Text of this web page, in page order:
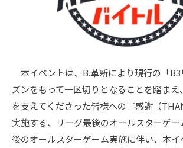
本イベントは、B.革新により現行の「B3
ズンをもって一区切りとなることを踏ま
を支えてくださった皆様への『感謝（
実施する、リーグ最後のオールスターゲ
後のオールスターゲーム実施に伴い、本